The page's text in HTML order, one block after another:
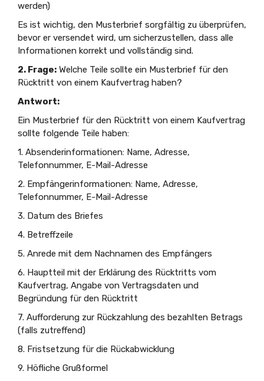
werden)
Es ist wichtig, den Musterbrief sorgfältig zu überprüfen,
bevor er versendet wird, um sicherzustellen, dass alle
Informationen korrekt und vollständig sind.
2. Frage: Welche Teile sollte ein Musterbrief für den
Rücktritt von einem Kaufvertrag haben?
Antwort:
Ein Musterbrief für den Rücktritt von einem Kaufvertrag
sollte folgende Teile haben:
1. Absenderinformationen: Name, Adresse,
Telefonnummer, E-Mail-Adresse
2. Empfängerinformationen: Name, Adresse,
Telefonnummer, E-Mail-Adresse
3. Datum des Briefes
4. Betreffzeile
5. Anrede mit dem Nachnamen des Empfängers
6. Hauptteil mit der Erklärung des Rücktritts vom
Kaufvertrag, Angabe von Vertragsdaten und
Begründung für den Rücktritt
7. Aufforderung zur Rückzahlung des bezahlten Betrags
(falls zutreffend)
8. Fristsetzung für die Rückabwicklung
9. Höfliche Grußformel